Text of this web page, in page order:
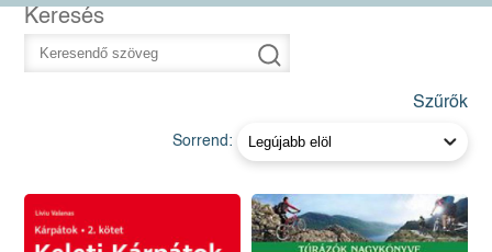
Keresés
Szűrők
Sorrend: